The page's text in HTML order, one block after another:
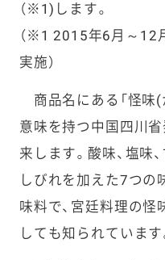
（※1)します。
（※1 2015年6月～12
実施）
商品名にある「怪味(
意味を持つ中国四川省
来します。酸味、塩味
しびれを加えた7つの
味料で、宮廷料理の
しても知られています